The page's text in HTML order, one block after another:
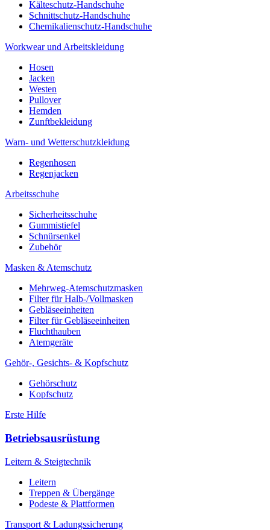
Kälteschutz-Handschuhe
Schnittschutz-Handschuhe
Chemikalienschutz-Handschuhe
Workwear und Arbeitskleidung
Hosen
Jacken
Westen
Pullover
Hemden
Zunftbekleidung
Warn- und Wetterschutzkleidung
Regenhosen
Regenjacken
Arbeitsschuhe
Sicherheitsschuhe
Gummistiefel
Schnürsenkel
Zubehör
Masken & Atemschutz
Mehrweg-Atemschutzmasken
Filter für Halb-/Vollmasken
Gebläseeinheiten
Filter für Gebläseeinheiten
Fluchthauben
Atemgeräte
Gehör-, Gesichts- & Kopfschutz
Gehörschutz
Kopfschutz
Erste Hilfe
Betriebsausrüstung
Leitern & Steigtechnik
Leitern
Treppen & Übergänge
Podeste & Plattformen
Transport & Ladungssicherung